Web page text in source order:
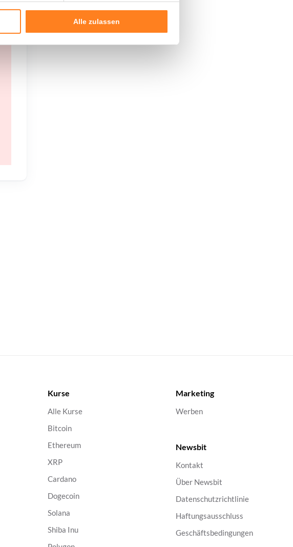
Alle zulassen
Kurse
Alle Kurse
Bitcoin
Ethereum
XRP
Cardano
Dogecoin
Solana
Shiba Inu
Marketing
Werben
Newsbit
Kontakt
Über Newsbit
Datenschutzrichtlinie
Haftungsausschluss
Geschäftsbedingungen